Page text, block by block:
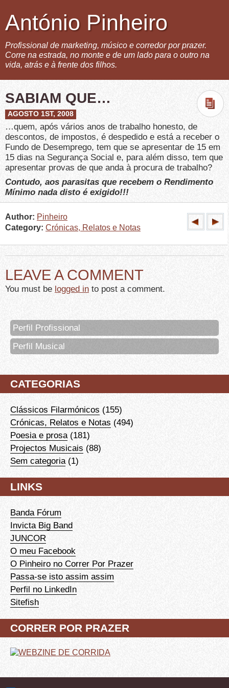
António Pinheiro
Profissional de marketing, músico e corredor por prazer.
Corre na estrada, no monte e de um lado para o outro na
vida, atrás e à frente dos filhos.
SABIAM QUE…
AGOSTO 1ST, 2008
…quem, após vários anos de trabalho honesto, de
descontos, de impostos, é despedido e está a receber o
Fundo de Desemprego, tem que se apresentar de 15 em
15 dias na Segurança Social e, para além disso, tem que
apresentar provas de que anda à procura de trabalho?
Contudo, aos parasitas que recebem o Rendimento
Mínimo nada disto é exigido!!!
Author: Pinheiro
Category: Crónicas, Relatos e Notas
LEAVE A COMMENT
You must be logged in to post a comment.
Perfil Profissional
Perfil Musical
CATEGORIAS
Clássicos Filarmónicos (155)
Crónicas, Relatos e Notas (494)
Poesia e prosa (181)
Projectos Musicais (88)
Sem categoria (1)
LINKS
Banda Fórum
Invicta Big Band
JUNCOR
O meu Facebook
O Pinheiro no Correr Por Prazer
Passa-se isto assim assim
Perfil no LinkedIn
Sitefish
CORRER POR PRAZER